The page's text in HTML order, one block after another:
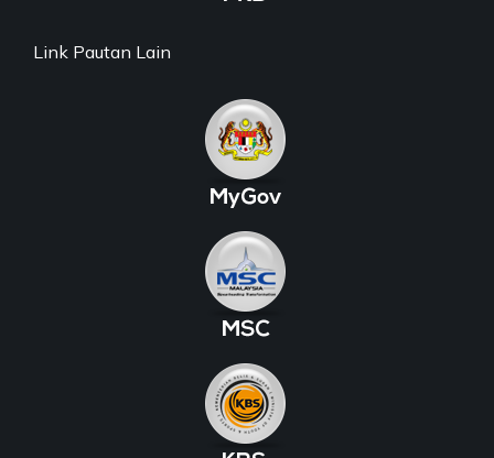
Link Pautan Lain